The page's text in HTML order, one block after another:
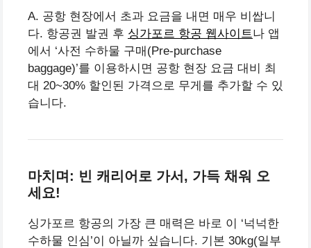
A. 공항 현장에서 초과 요금을 내면 매우 비쌉니
다. 항공권 발권 후 싱가포르 항공 웹사이트 나 앱
에서 ‘사전 수하물 구매(Pre-purchase
baggage)’를 이용하시면 공항 현장 요금 대비 최
대 20~30% 할인된 가격으로 무게를 추가할 수 있
습니다.
마치며: 빈 캐리어로 가서, 가득 채워 오
세요!
싱가포르 항공의 가장 큰 매력은 바로 이 ‘넉넉한
수하물 인심’이 아닐까 싶습니다. 기본 30kg(일부